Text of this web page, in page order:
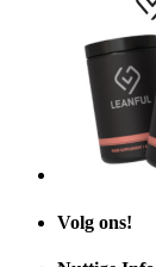
Volg ons!